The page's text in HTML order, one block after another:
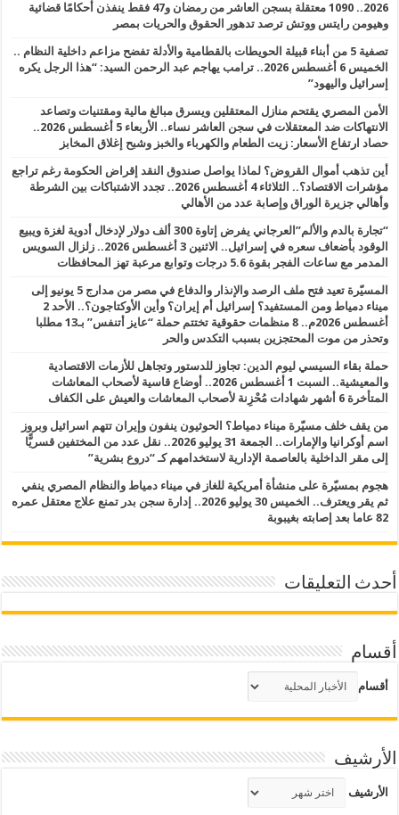
2026.. 1090 معتقلة بسجن العاشر من رمضان و47 فقط ينفذن أحكامًا قضائية
وهيومن رايتس ووتش ترصد تدهور الحقوق والحريات بمصر
تصفية 5 من أبناء قبيلة الحويطات بالقطامية والأدلة تفضح مزاعم داخلية النظام ..
الخميس 6 أغسطس 2026.. ترامب يهاجم عبد الرحمن السيد: “هذا الرجل يكره
إسرائيل واليهود”
الأمن المصري يقتحم منازل المعتقلين ويسرق مبالغ مالية ومقتنيات وتصاعد
الانتهاكات ضد المعتقلات في سجن العاشر نساء.. الأربعاء 5 أغسطس 2026..
حصاد ارتفاع الأسعار: زيت الطعام والكهرباء والخبز وشبح إغلاق المخابز
أين تذهب أموال القروض؟ لماذا يواصل صندوق النقد إقراض الحكومة رغم تراجع
مؤشرات الاقتصاد؟.. الثلاثاء 4 أغسطس 2026.. تجدد الاشتباكات بين الشرطة
وأهالي جزيرة الوراق وإصابة عدد من الأهالي
“تجارة بالدم والألم”العرجاني يفرض إتاوة 300 ألف دولار لإدخال أدوية لغزة ويبيع
الوقود بأضعاف سعره في إسرائيل.. الاثنين 3 أغسطس 2026.. زلزال السويس
المدمر مع ساعات الفجر بقوة 5.6 درجات وتوابع مرعبة تهز المحافظات
المسيّرة تعيد فتح ملف الرصد والإنذار والدفاع في مصر من مدارج 5 يونيو إلى
ميناء دمياط ومن المستفيد؟ إسرائيل أم إيران؟ وأين الأوكتاجون؟.. الأحد 2
أغسطس 2026م.. 8 منظمات حقوقية تختتم حملة “عايز أتنفس” بـ13 مطلبا
وتحذر من موت المحتجزين بسبب التكدس والحر
حملة بقاء السيسي ليوم الدين: تجاوز للدستور وتجاهل للأزمات الاقتصادية
والمعيشية.. السبت 1 أغسطس 2026.. أوضاع قاسية لأصحاب المعاشات
المتأخرة 6 أشهر شهادات مُحْزِنة لأصحاب المعاشات والعيش على الكفاف
من يقف خلف مسيّرة ميناء دمياط؟ الحوثيون ينفون وإيران تتهم اسرائيل وبروز
اسم أوكرانيا والإمارات.. الجمعة 31 يوليو 2026.. نقل عدد من المختفين قسريًّا
إلى مقر الداخلية بالعاصمة الإدارية لاستخدامهم كـ “دروع بشرية”
هجوم بمسيّرة على منشأة أمريكية للغاز في ميناء دمياط والنظام المصري ينفي
ثم يقر ويعترف.. الخميس 30 يوليو 2026.. إدارة سجن بدر تمنع علاج معتقل عمره
82 عاما بعد إصابته بغيبوبة
أحدث التعليقات
أقسام
أقسام
الأرشيف
الأرشيف